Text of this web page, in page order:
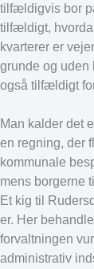
tilfældigvis bor
tilfældigt,
kvarterer er
grunde og
også tilfældigt
Man kalder det
en regning, der
kommunale
mens borgerne
Et kig til
er. Her
forvaltningen
administrativ